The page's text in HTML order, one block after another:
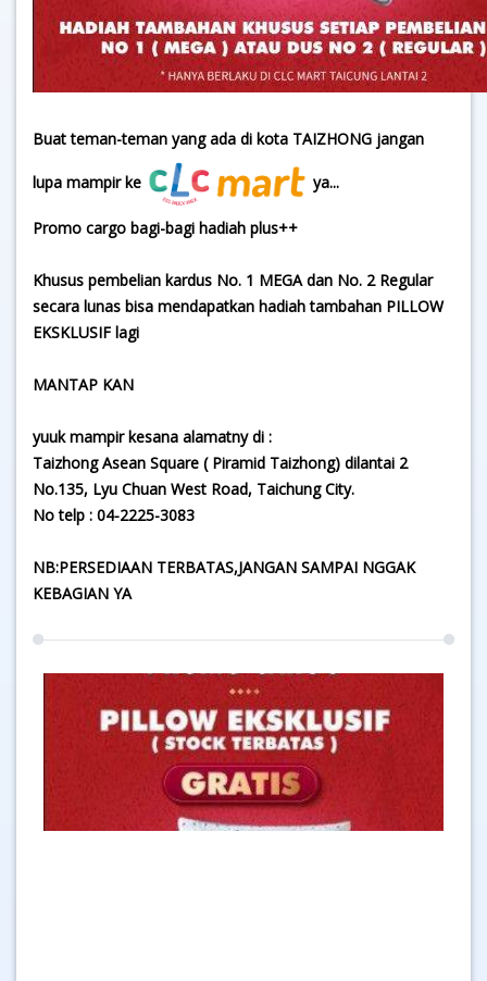
Buat teman-teman yang ada di kota TAIZHONG jangan
lupa mampir ke ya...
Promo cargo bagi-bagi hadiah plus++
Khusus pembelian kardus No. 1 MEGA dan No. 2 Regular
secara lunas bisa mendapatkan hadiah tambahan PILLOW
EKSKLUSIF lagi
MANTAP KAN
yuuk mampir kesana alamatny di :
Taizhong Asean Square ( Piramid Taizhong) dilantai 2
No.135, Lyu Chuan West Road, Taichung City.
No telp : 04-2225-3083
NB:PERSEDIAAN TERBATAS,JANGAN SAMPAI NGGAK
KEBAGIAN YA